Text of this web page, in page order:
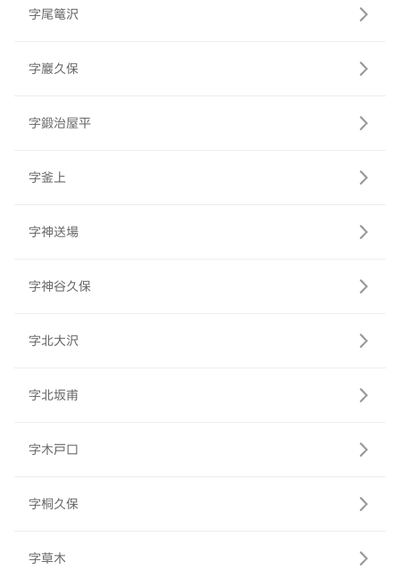
字尾篭沢
字巖久保
字鍛治屋平
字釜上
字神送場
字神谷久保
字北大沢
字北坂甫
字木戸口
字桐久保
字草木